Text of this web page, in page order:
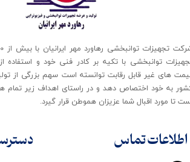
اطلاعات تماس
توانبخشی با تکیه بر کادر فنی خود و استفاده
های غیر قابل رقابت توانسته است سهم بزرگی از
به خود اختصاص دهد و در راستای اهداف زیر تمام
تا مورد اقبال شما عزیزان هموطن قرار گیرد​​​​​​​.